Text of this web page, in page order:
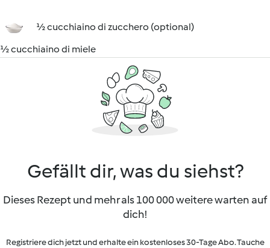
½ cucchiaino di zucchero (optional)
½ cucchiaino di miele
Gefällt dir, was du siehst?
Dieses Rezept und mehr als 100 000 weitere warten auf
dich!
Registriere dich jetzt und erhalte ein kostenloses 30-Tage Abo. Tauche